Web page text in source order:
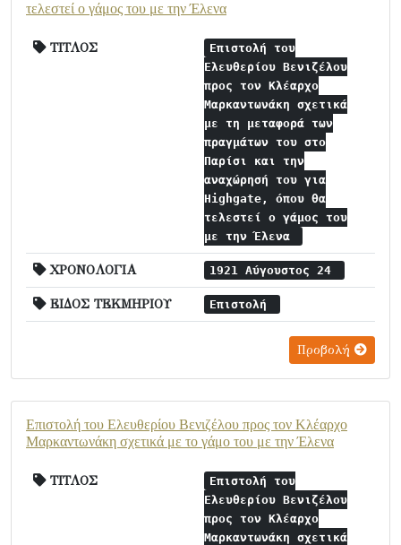
τελεστεί ο γάμος του με την Έλενα
ΤΙΤΛΟΣ
Επιστολή του
Ελευθερίου Βενιζέλου
προς τον Κλέαρχο
Μαρκαντωνάκη σχετικά
με τη μεταφορά των
πραγμάτων του στο
Παρίσι και την
αναχώρησή του για
Highgate, όπου θα
τελεστεί ο γάμος του
με την Έλενα
ΧΡΟΝΟΛΟΓΙΑ 1921 Αύγουστος 24
ΕΙΔΟΣ ΤΕΚΜΗΡΙΟΥ Επιστολή
Προβολή
Επιστολή του Ελευθερίου Βενιζέλου προς τον Κλέαρχο
Μαρκαντωνάκη σχετικά με το γάμο του με την Έλενα
ΤΙΤΛΟΣ
Επιστολή του
Ελευθερίου Βενιζέλου
προς τον Κλέαρχο
Μαρκαντωνάκη σχετικά